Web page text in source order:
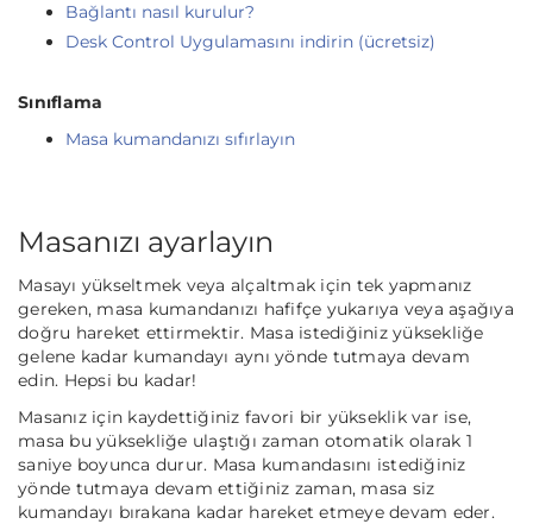
Bağlantı nasıl kurulur?
Desk Control Uygulamasını indirin (ücretsiz)
Sınıflama
Masa kumandanızı sıfırlayın
Masanızı ayarlayın
Masayı yükseltmek veya alçaltmak için tek yapmanız
gereken, masa kumandanızı hafifçe yukarıya veya aşağıya
doğru hareket ettirmektir. Masa istediğiniz yüksekliğe
gelene kadar kumandayı aynı yönde tutmaya devam
edin. Hepsi bu kadar!
Masanız için kaydettiğiniz favori bir yükseklik var ise,
masa bu yüksekliğe ulaştığı zaman otomatik olarak 1
saniye boyunca durur. Masa kumandasını istediğiniz
yönde tutmaya devam ettiğiniz zaman, masa siz
kumandayı bırakana kadar hareket etmeye devam eder.